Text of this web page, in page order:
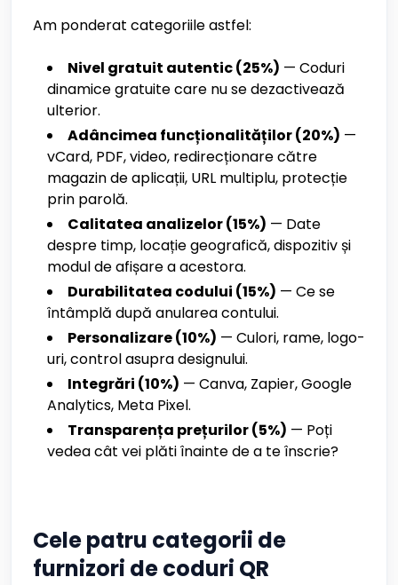
Am ponderat categoriile astfel:
Nivel gratuit autentic (25%) — Coduri
dinamice gratuite care nu se dezactivează
ulterior.
Adâncimea funcționalităților (20%) —
vCard, PDF, video, redirecționare către
magazin de aplicații, URL multiplu, protecție
prin parolă.
Calitatea analizelor (15%) — Date
despre timp, locație geografică, dispozitiv și
modul de afișare a acestora.
Durabilitatea codului (15%) — Ce se
întâmplă după anularea contului.
Personalizare (10%) — Culori, rame, logo-
uri, control asupra designului.
Integrări (10%) — Canva, Zapier, Google
Analytics, Meta Pixel.
Transparența prețurilor (5%) — Poți
vedea cât vei plăti înainte de a te înscrie?
Cele patru categorii de
furnizori de coduri QR